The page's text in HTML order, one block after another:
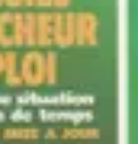
Info & conseils
Conseils